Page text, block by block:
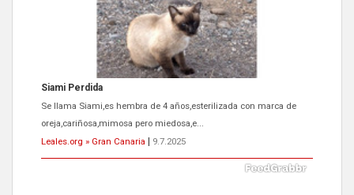
Siami Perdida
Se llama Siami,es hembra de 4 años,esterilizada con marca de
oreja,cariñosa,mimosa pero miedosa,e...
Leales.org » Gran Canaria
9.7.2025